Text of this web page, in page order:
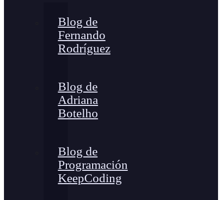
Blog de
Fernando
Rodríguez
Blog de
Adriana
Botelho
Blog de
Programación
KeepCoding